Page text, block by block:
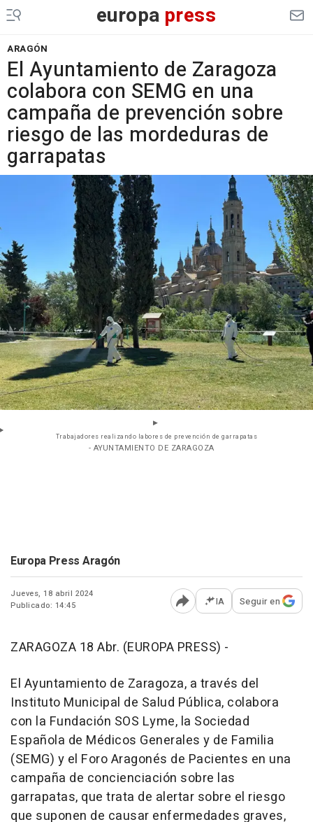
europa press
ARAGÓN
El Ayuntamiento de Zaragoza
colabora con SEMG en una
campaña de prevención sobre
riesgo de las mordeduras de
garrapatas
Trabajadores realizando labores de prevención de garrapatas
- AYUNTAMIENTO DE ZARAGOZA
Europa Press Aragón
Jueves, 18 abril 2024
Publicado: 14:45
Abrir opciones para
IA Seguir en
ZARAGOZA 18 Abr. (EUROPA PRESS) -
El Ayuntamiento de Zaragoza, a través del
Instituto Municipal de Salud Pública, colabora
con la Fundación SOS Lyme, la Sociedad
Española de Médicos Generales y de Familia
(SEMG) y el Foro Aragonés de Pacientes en una
campaña de concienciación sobre las
garrapatas, que trata de alertar sobre el riesgo
que suponen de causar enfermedades graves,